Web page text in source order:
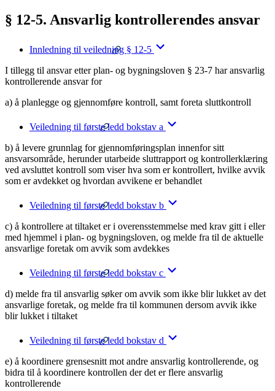
§ 12-5. Ansvarlig kontrollerendes ansvar
Innledning til veiledning § 12-5
I tillegg til ansvar etter plan- og bygningsloven § 23-7 har ansvarlig
kontrollerende ansvar for
a) å planlegge og gjennomføre kontroll, samt foreta sluttkontroll
Veiledning til første ledd bokstav a
b) å levere grunnlag for gjennomføringsplan innenfor sitt
ansvarsområde, herunder utarbeide sluttrapport og kontrollerklæring
ved avsluttet kontroll som viser hva som er kontrollert, hvilke avvik
som er avdekket og hvordan avvikene er behandlet
Veiledning til første ledd bokstav b
c) å kontrollere at tiltaket er i overensstemmelse med krav gitt i eller
med hjemmel i plan- og bygningsloven, og melde fra til de aktuelle
ansvarlige foretak om avvik som avdekkes
Veiledning til første ledd bokstav c
d) melde fra til ansvarlig søker om avvik som ikke blir lukket av det
ansvarlige foretak, og melde fra til kommunen dersom avvik ikke
blir lukket i tiltaket
Veiledning til første ledd bokstav d
e) å koordinere grensesnitt mot andre ansvarlig kontrollerende, og
bidra til å koordinere kontrollen der det er flere ansvarlig
kontrollerende